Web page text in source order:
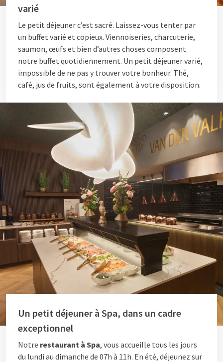
varié
Le petit déjeuner c’est sacré. Laissez-vous tenter par
un buffet varié et copieux. Viennoiseries, charcuterie,
saumon, œufs et bien d’autres choses composent
notre buffet quotidiennement. Un petit déjeuner varié,
impossible de ne pas y trouver votre bonheur. Thé,
café, jus de fruits, sont également à votre disposition.
Un petit déjeuner à Spa, dans un cadre
exceptionnel
Notre restaurant à Spa, vous accueille tous les jours
du lundi au dimanche de 07h à 11h. En été, déjeunez sur